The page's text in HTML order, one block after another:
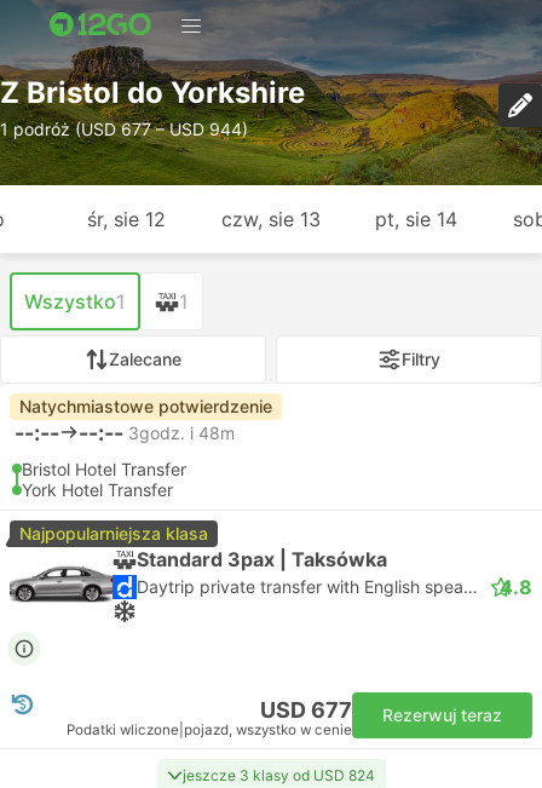
Z Bristol do Yorkshire
1 podróż (USD 677 – USD 944)
śr, sie 12 czw, sie 13 pt, sie 14
Wszystko1 1
Zalecane Filtry
Natychmiastowe potwierdzenie
--:-- --:-- 3godz. i 48m
Bristol Hotel Transfer
York Hotel Transfer
Najpopularniejsza klasa
Standard 3pax | Taksówka
Daytrip private transfer with English speaking driver 4.8
USD 677
Podatki wliczone pojazd, wszystko w cenie
Rezerwuj teraz
jeszcze 3 klasy od USD 824